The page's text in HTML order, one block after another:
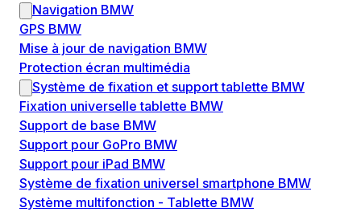
Navigation BMW
GPS BMW
Mise à jour de navigation BMW
Protection écran multimédia
Système de fixation et support tablette BMW
Fixation universelle tablette BMW
Support de base BMW
Support pour GoPro BMW
Support pour iPad BMW
Système de fixation universel smartphone BMW
Système multifonction - Tablette BMW